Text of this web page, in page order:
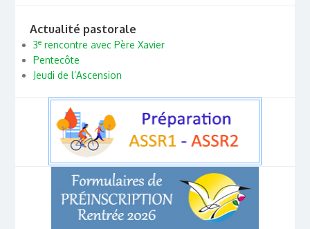
Actualité pastorale
3erencontre avec Père Xavier
Pentecôte
Jeudi de l’Ascension